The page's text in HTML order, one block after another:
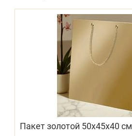
Пакет золотой 50х45х40 см